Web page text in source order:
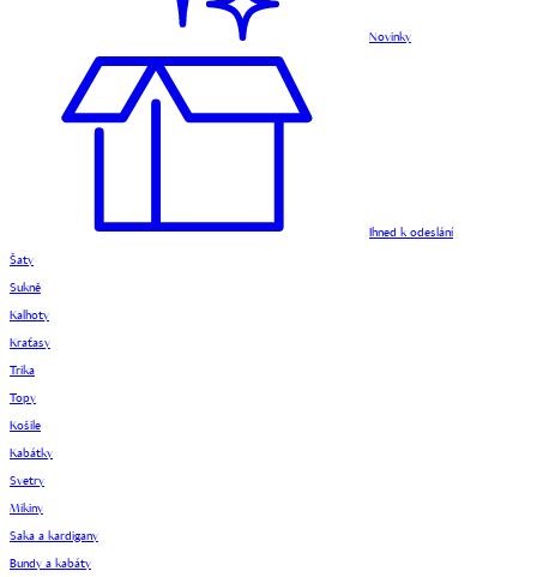
Novinky
Ihned k odeslání
Šaty
Sukně
Kalhoty
Kraťasy
Trika
Topy
Košile
Kabátky
Svetry
Mikiny
Saka a kardigany
Bundy a kabáty